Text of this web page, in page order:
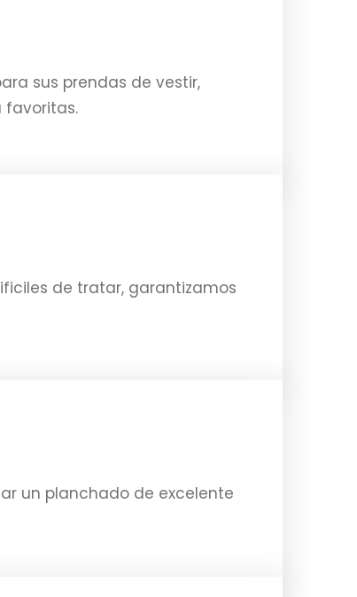
sus prendas de vestir,
favoritas.
de tratar, garantizamos
un planchado de excelente